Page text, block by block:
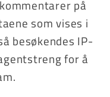
på
som vises i
besøkendes IP-
for å